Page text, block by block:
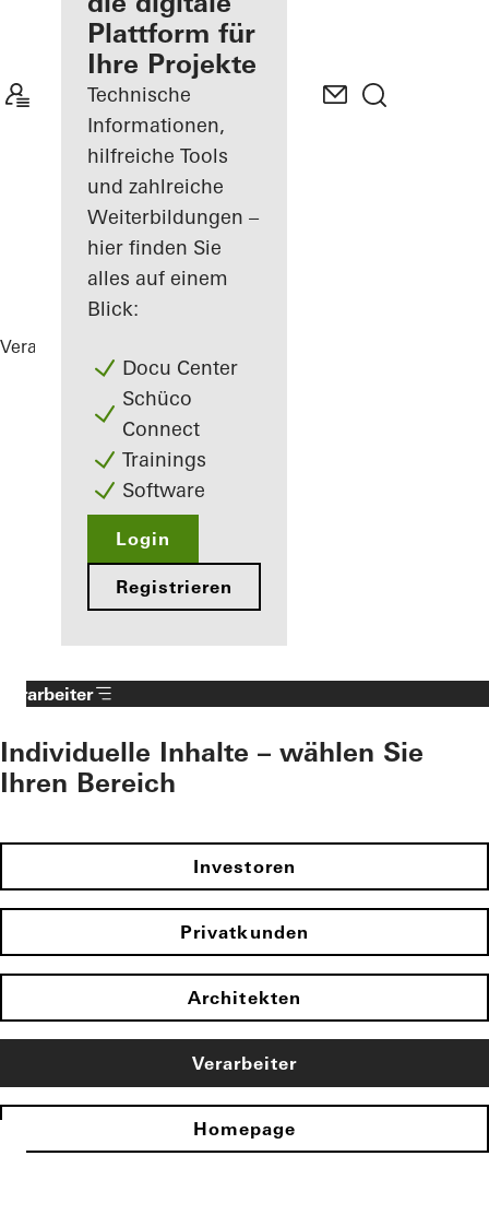
Mein
Arbeitsplatz
kennenlernen
Plattform für
Ihre Projekte
Technische
Informationen,
hilfreiche Tools
und zahlreiche
Weiterbildungen –
hier finden Sie
alles auf einem
Blick:
Docu Center
Schüco
Connect
Trainings
Software
Login
Registrieren
Verarbeiter
Verarbeiter
Individuelle Inhalte – wählen Sie
Ihren Bereich
Investoren
Privatkunden
Architekten
Verarbeiter
Homepage